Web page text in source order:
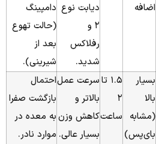
اضافه
دیابت نوع
۲ و
رفلاکس
شدید.
دامپینگ
(حالت تهوع
بعد از
شیرینی).
بسیار
بالا
(مشابه
بای‌پس)
۱.۵ تا
۲
ساعت
سرعت عمل
بالاتر و
کاهش وزن
بسیار عالی.
احتمال
بازگشت صفرا
به معده در
موارد نادر.